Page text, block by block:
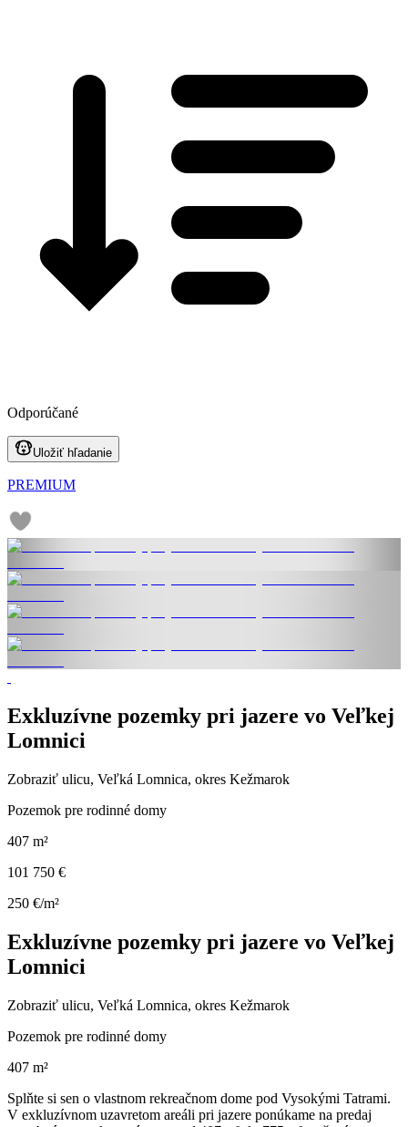
Odporúčané
Uložiť hľadanie
PREMIUM
Exkluzívne pozemky pri jazere vo Veľkej
Lomnici
Zobraziť ulicu, Veľká Lomnica, okres Kežmarok
Pozemok pre rodinné domy
407 m²
101 750 €
250 €/m²
Exkluzívne pozemky pri jazere vo Veľkej
Lomnici
Zobraziť ulicu, Veľká Lomnica, okres Kežmarok
Pozemok pre rodinné domy
407 m²
Splňte si sen o vlastnom rekreačnom dome pod Vysokými Tatrami.
V exkluzívnom uzavretom areáli pri jazere ponúkame na predaj